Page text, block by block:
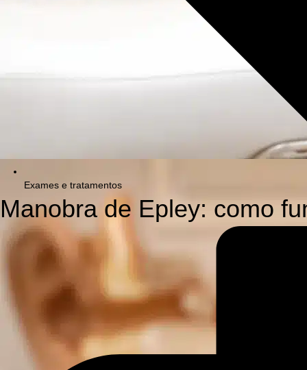
Exames e tratamentos
Manobra de Epley: como